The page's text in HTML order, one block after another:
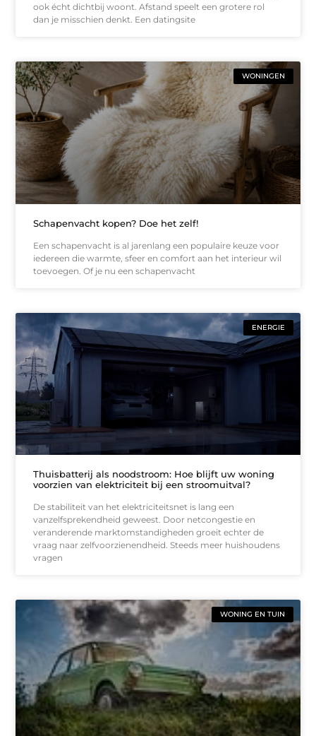
ook écht dichtbij woont. Afstand speelt een grotere rol
dan je misschien denkt. Een datingsite
WONINGEN
Schapenvacht kopen? Doe het zelf!
Een schapenvacht is al jarenlang een populaire keuze voor
iedereen die warmte, sfeer en comfort aan het interieur wil
toevoegen. Of je nu een schapenvacht
ENERGIE
Thuisbatterij als noodstroom: Hoe blijft uw woning
voorzien van elektriciteit bij een stroomuitval?
De stabiliteit van het elektriciteitsnet is lang een
vanzelfsprekendheid geweest. Door netcongestie en
veranderende marktomstandigheden groeit echter de
vraag naar zelfvoorzienendheid. Steeds meer huishoudens
vragen
WONING EN TUIN